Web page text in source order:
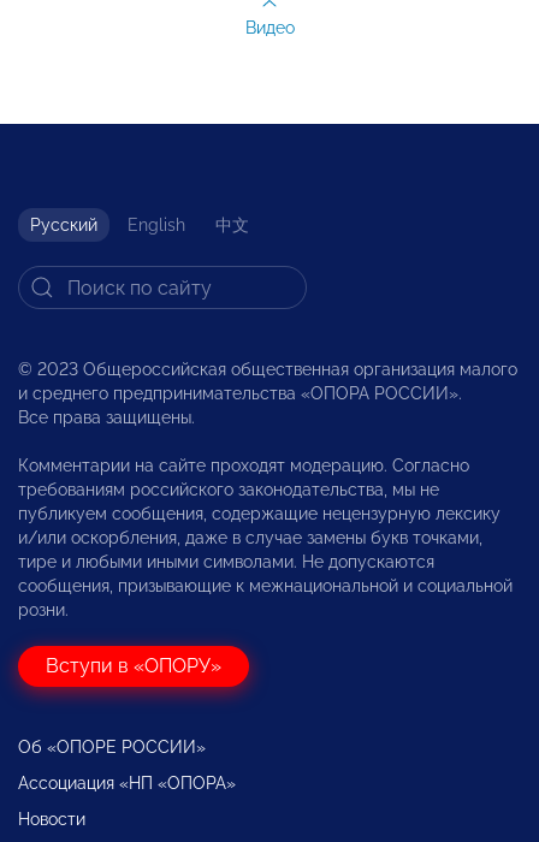
Видео
Русский English 中文
© 2023 Общероссийская общественная организация малого
и среднего предпринимательства «ОПОРА РОССИИ».
Все права защищены.
Комментарии на сайте проходят модерацию. Согласно
требованиям российского законодательства, мы не
публикуем сообщения, содержащие нецензурную лексику
и/или оскорбления, даже в случае замены букв точками,
тире и любыми иными символами. Не допускаются
сообщения, призывающие к межнациональной и социальной
розни.
Вступи в «ОПОРУ»
Об «ОПОРЕ РОССИИ»
Ассоциация «НП «ОПОРА»
Новости